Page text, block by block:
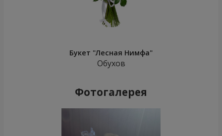
Букет "Лесная Нимфа"
Обухов
Фотогалерея